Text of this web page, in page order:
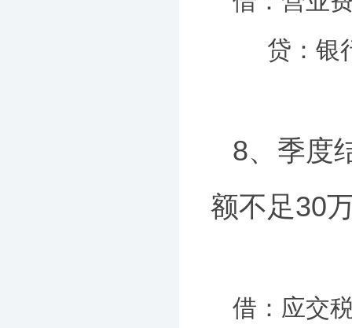
贷：银
8、季度
额不足30
借：应交